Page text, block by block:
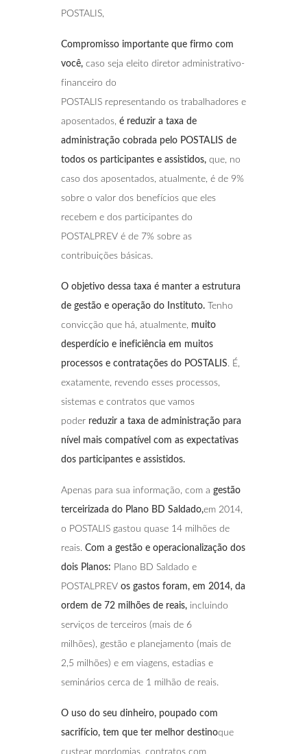
POSTALIS,
Compromisso importante que firmo com
você, caso seja eleito diretor administrativo-
financeiro do
POSTALIS representando os trabalhadores e
aposentados, é reduzir a taxa de
administração cobrada pelo POSTALIS de
todos os participantes e assistidos, que, no
caso dos aposentados, atualmente, é de 9%
sobre o valor dos benefícios que eles
recebem e dos participantes do
POSTALPREV é de 7% sobre as
contribuições básicas.
O objetivo dessa taxa é manter a estrutura
de gestão e operação do Instituto. Tenho
convicção que há, atualmente, muito
desperdício e ineficiência em muitos
processos e contratações do POSTALIS. É,
exatamente, revendo esses processos,
sistemas e contratos que vamos
poder reduzir a taxa de administração para
nível mais compatível com as expectativas
dos participantes e assistidos.
Apenas para sua informação, com a gestão
terceirizada do Plano BD Saldado,em 2014,
o POSTALIS gastou quase 14 milhões de
reais. Com a gestão e operacionalização dos
dois Planos: Plano BD Saldado e
POSTALPREV os gastos foram, em 2014, da
ordem de 72 milhões de reais, incluindo
serviços de terceiros (mais de 6
milhões), gestão e planejamento (mais de
2,5 milhões) e em viagens, estadias e
seminários cerca de 1 milhão de reais.
O uso do seu dinheiro, poupado com
sacrifício, tem que ter melhor destinoque
custear mordomias, contratos com